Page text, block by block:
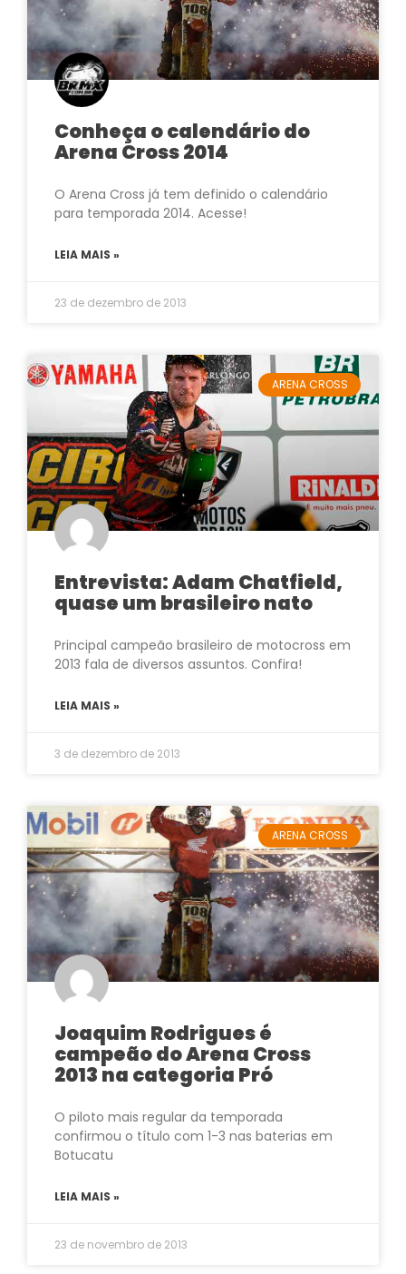
Conheça o calendário do
Arena Cross 2014
O Arena Cross já tem definido o calendário
para temporada 2014. Acesse!
LEIA MAIS »
23 de dezembro de 2013
ARENA CROSS
Entrevista: Adam Chatfield,
quase um brasileiro nato
Principal campeão brasileiro de motocross em
2013 fala de diversos assuntos. Confira!
LEIA MAIS »
3 de dezembro de 2013
ARENA CROSS
Joaquim Rodrigues é
campeão do Arena Cross
2013 na categoria Pró
O piloto mais regular da temporada
confirmou o título com 1-3 nas baterias em
Botucatu
LEIA MAIS »
23 de novembro de 2013